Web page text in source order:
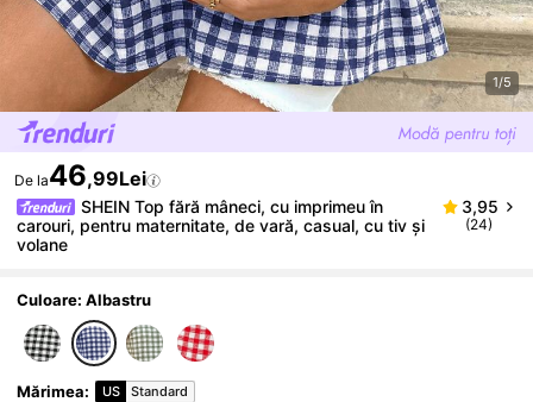
1/5
De la46,99Lei
SHEIN Top fără mâneci, cu imprimeu în
carouri, pentru maternitate, de vară, casual, cu tiv și
volane
3,95
(24)
Culoare: Albastru
Mărimea: US Standard